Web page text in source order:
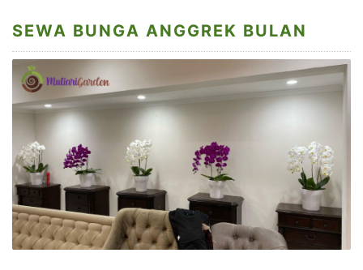
SEWA BUNGA ANGGREK BULAN